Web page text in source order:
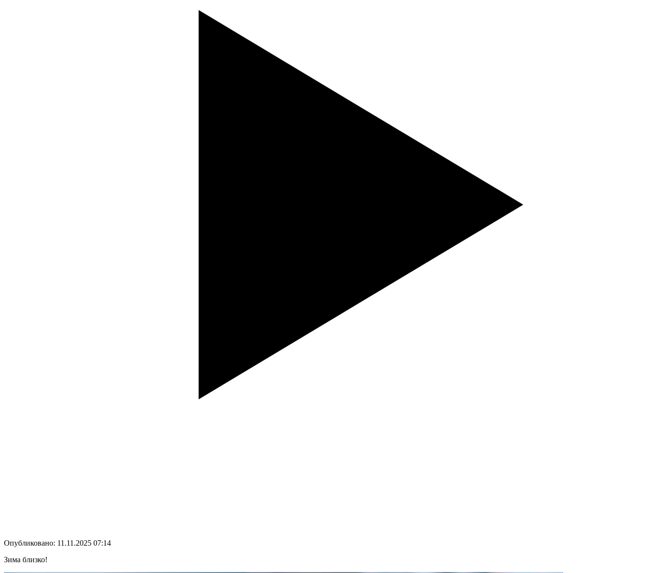
Опубликовано: 11.11.2025 07:14
Зима близко!